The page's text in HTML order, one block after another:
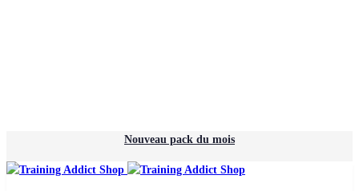
Nouveau pack du mois